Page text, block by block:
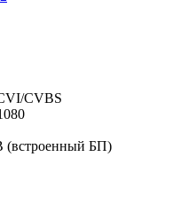
CVBS
(встроенный БП)